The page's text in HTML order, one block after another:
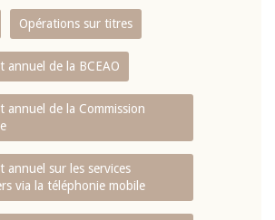
Opérations sur titres
annuel de la BCEAO
annuel de la Commission
annuel sur les services
via la téléphonie mobile